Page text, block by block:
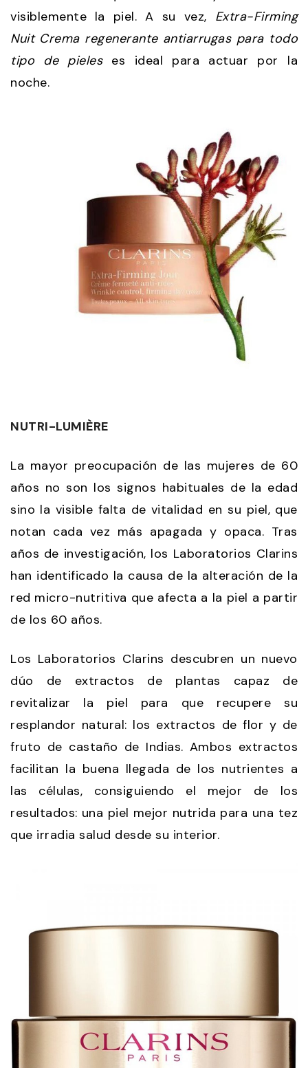
visiblemente la piel. A su vez, Extra-Firming
Nuit Crema regenerante antiarrugas para todo
tipo de pieleses ideal para actuar por la
noche.
NUTRI-LUMIÈRE
La mayor preocupación de las mujeres de 60
años no son los signos habituales de la edad
sino la visible falta de vitalidad en su piel, que
notan cada vez más apagada y opaca. Tras
años de investigación, los Laboratorios Clarins
han identificado la causa de la alteración de la
red micro-nutritiva que afecta a la piel a partir
de los 60 años.
Los Laboratorios Clarins descubren un nuevo
dúo de extractos de plantas capaz de
revitalizar la piel para que recupere su
resplandor natural: los extractos de flor y de
fruto de castaño de Indias. Ambos extractos
facilitan la buena llegada de los nutrientes a
las células, consiguiendo el mejor de los
resultados: una piel mejor nutrida para una tez
que irradia salud desde su interior.